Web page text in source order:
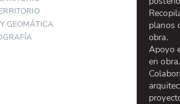
GEOMÁTICA
planos
obra.
Apoyo
en obra.